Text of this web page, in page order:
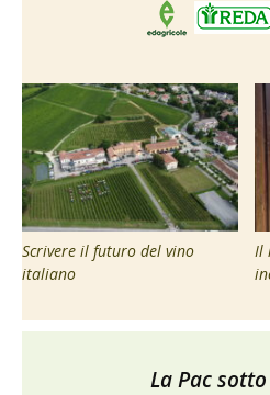
Scrivere il futuro del vino
italiano
Il
La Pac